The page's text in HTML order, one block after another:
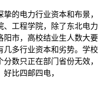
的电力行业资本和布景，
、工程学院，除了东北电力
阳市，高校结业生人数大要
几多行业资本和劣势。学校
数只正在部门省份无效，
比四邮四电，